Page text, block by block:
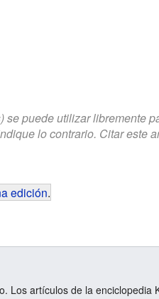
puede utilizar libremente
lo contrario. Citar este
edición.
Los artículos de la enciclopedia